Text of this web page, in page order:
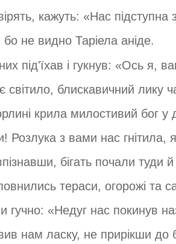
кажуть: «Нас
не видно Таріела аніде.
під'їхав і гукнув: «Ось я,
світило, блискавичний лику
крила милостивий бог у
Розлука з вами нас гнітила,
бігать почали туди
тераси, огорожі та
гучно: «Недуг нас покинув
нам ласку, не прирікши до